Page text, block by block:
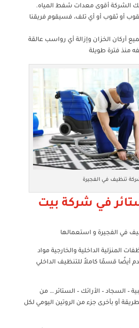
الشركة أقوى معدات شفط المياه.
ثقوب أو ثقوب أو أي تلف، فسيقوم فريقنا
أركان الخزان وإزالة أي رواسب عالقة
منذ فترة طويلة
تنظيف في الفجيرة
في شركة بيت
في الفجيرة و استعمالها
المنزلية الداخلية والخارجية مواد
أيضًا قسمًا كاملاً للتنظيف الداخلي
– السجاد – الأرائك – الستائر … من
أو بأخرى جزء من الروتين اليومي لكل